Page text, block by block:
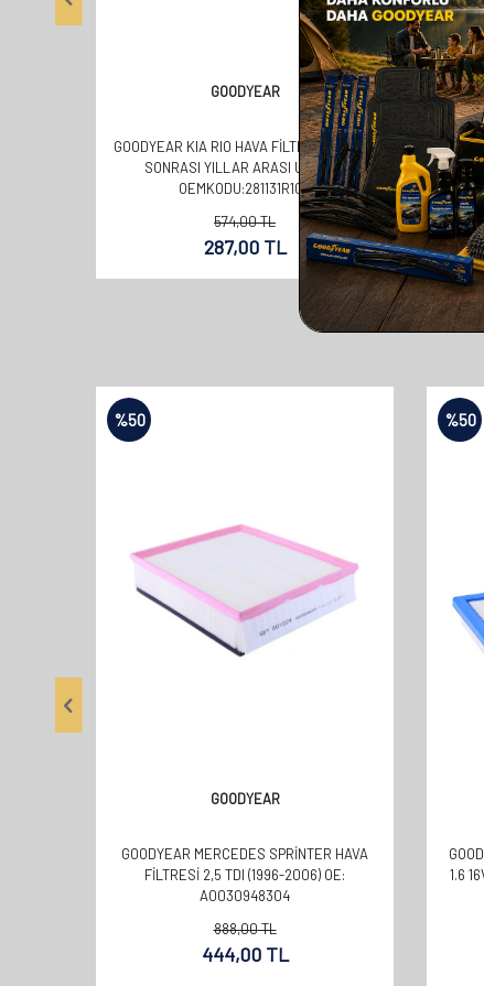
GOODYEAR
GOODYEAR KIA RIO HAVA FILTRESI 2011 VE
SONRASI YILLAR ARASI UYUMLU
OEMKODU:281131R100
574,00TL
287,00TL
%50
GOODYEAR
GOODYEAR MERCEDES SPRINTER HAVA
FILTRESI 2,5 TDI (1996-2006) OE:
A0030948304
888,00TL
444,00TL
%50
1.6